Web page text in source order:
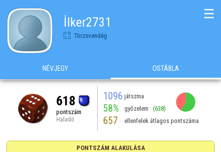
İlker2731
Törzsvendég
☰
NÉVJEGY OSTÁBLA
618
pontszám
Haladó
1096 játszma
58% győzelem (638)
657 ellenfelek átlagos pontszáma
PONTSZÁM ALAKULÁSA